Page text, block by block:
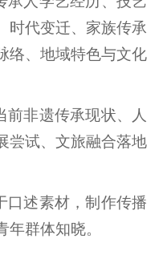
时代变迁、家族传承
络、地域特色与文化
前非遗传承现状、人
尝试、文旅融合落地
口述素材，制作传播
群体知晓。